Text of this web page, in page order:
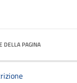
DELLA PAGINA